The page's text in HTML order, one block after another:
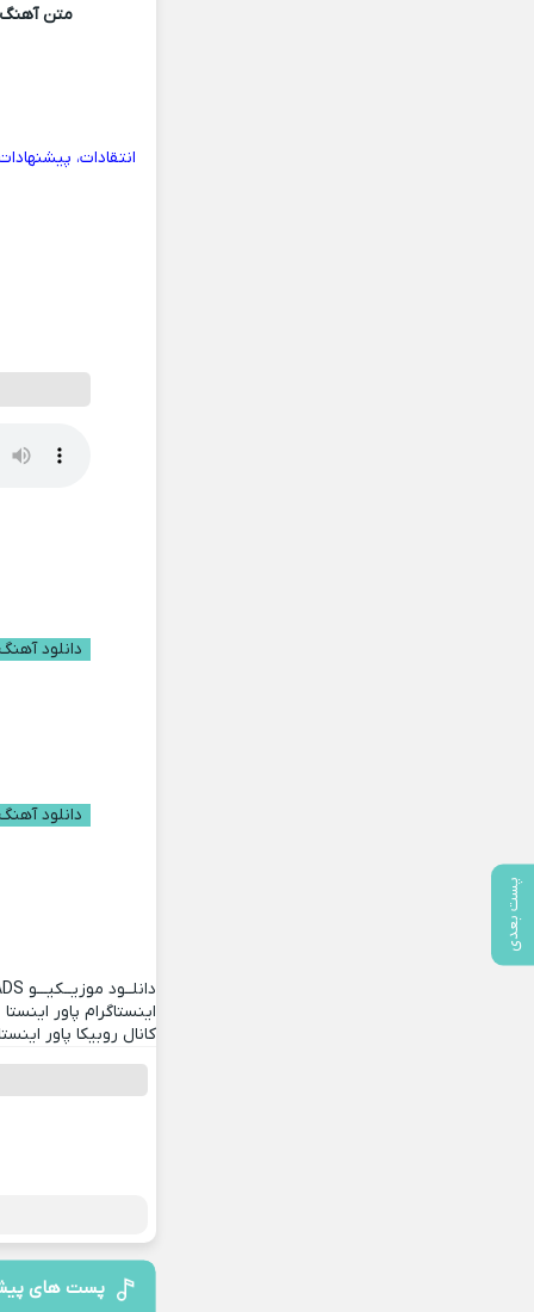
پست بعدی
متن آهنگ
انتقادات،
دانلود آهنگ
دانلود
دانلــود موزیــکیـــو
اینستاگرام پاور اینستا
کانال روبیکا پاور
پست های